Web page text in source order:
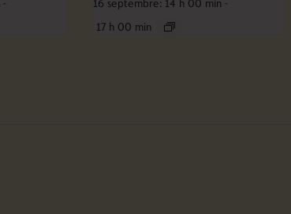
17 h 00 min